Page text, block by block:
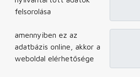
felsorolása
amennyiben ez az
adatbázis online, akkor a
weboldal elérhetősége